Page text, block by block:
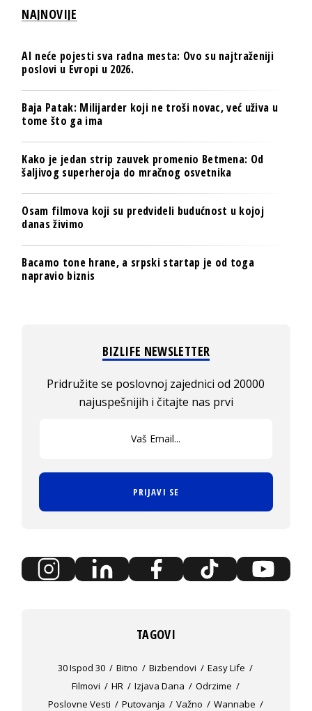
NAJNOVIJE
AI neće pojesti sva radna mesta: Ovo su najtraženiji
poslovi u Evropi u 2026.
Baja Patak: Milijarder koji ne troši novac, već uživa u
tome što ga ima
Kako je jedan strip zauvek promenio Betmena: Od
šaljivog superheroja do mračnog osvetnika
Osam filmova koji su predvideli budućnost u kojoj
danas živimo
Bacamo tone hrane, a srpski startap je od toga
napravio biznis
BIZLIFE NEWSLETTER
Pridružite se poslovnoj zajednici od 20000
najuspešnijih i čitajte nas prvi
PRIJAVI SE
TAGOVI
30 Ispod 30 Bitno Bizbendovi
Easy Life
Filmovi
HR Izjava Dana
Odrzime
Poslovne Vesti
Putovanja Važno
Wannabe